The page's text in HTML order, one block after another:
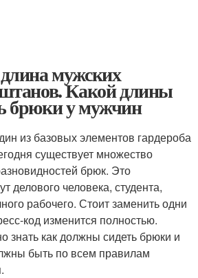
мужских
Какой длины
брюки у мужчин
из базовых элементов гардероба
существует множество
брюк. Это
делового человека, студента,
рабочего. Стоит заменить одни
код изменится полностью.
знать как должны сидеть брюки и
быть по всем правилам